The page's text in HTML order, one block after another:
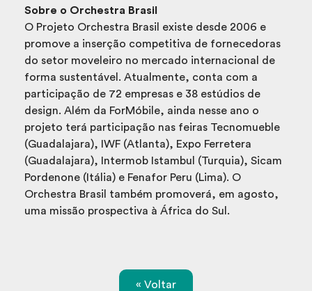
Sobre o Orchestra Brasil
O Projeto Orchestra Brasil existe desde 2006 e
promove a inserção competitiva de fornecedoras
do setor moveleiro no mercado internacional de
forma sustentável. Atualmente, conta com a
participação de 72 empresas e 38 estúdios de
design. Além da ForMóbile, ainda nesse ano o
projeto terá participação nas feiras Tecnomueble
(Guadalajara), IWF (Atlanta), Expo Ferretera
(Guadalajara), Intermob Istambul (Turquia), Sicam
Pordenone (Itália) e Fenafor Peru (Lima). O
Orchestra Brasil também promoverá, em agosto,
uma missão prospectiva à África do Sul.
« Voltar